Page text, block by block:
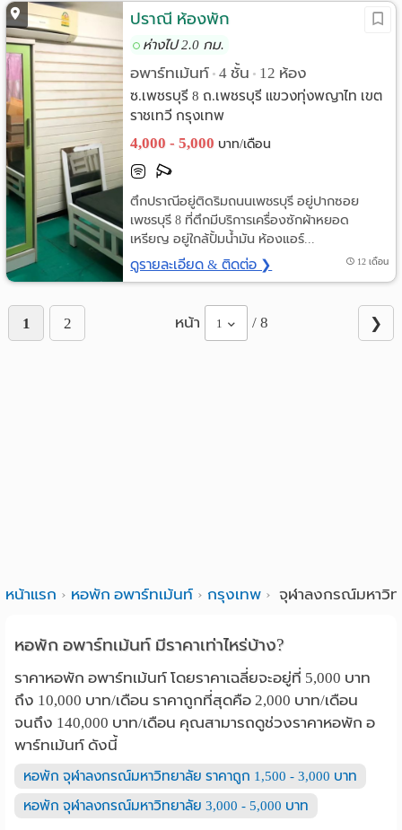
ปราณี ห้องพัก
ห่างไป 2.0 กม.
อพาร์ทเม้นท์ • 4 ชั้น • 12 ห้อง
ซ.เพชรบุรี 8 ถ.เพชรบุรี แขวงทุ่งพญาไท เขต
ราชเทวี กรุงเทพ
4,000 - 5,000 บาท/เดือน
ตึกปราณีอยู่ติดริมถนนเพชรบุรี อยู่ปากซอย
เพชรบุรี 8 ที่ตึกมีบริการเครื่องซักผ้าหยอด
เหรียญ อยู่ใกล้ปั้มน้ำมัน ห้องแอร์...
ดูรายละเอียด & ติดต่อ ❯ 12 เดือน
1 2 หน้า 1 / 8 ❯
หน้าแรก หอพัก อพาร์ทเม้นท์ กรุงเทพ จุฬาลงกรณ์มหาวิ
หอพัก อพาร์ทเม้นท์ มีราคาเท่าไหร่บ้าง?
ราคาหอพัก อพาร์ทเม้นท์ โดยราคาเฉลี่ยจะอยู่ที่ 5,000 บาท
ถึง 10,000 บาท/เดือน ราคาถูกที่สุดคือ 2,000 บาท/เดือน
จนถึง 140,000 บาท/เดือน คุณสามารถดูช่วงราคาหอพัก อ
พาร์ทเม้นท์ ดังนี้
หอพัก จุฬาลงกรณ์มหาวิทยาลัย ราคาถูก 1,500 - 3,000 บาท
หอพัก จุฬาลงกรณ์มหาวิทยาลัย 3,000 - 5,000 บาท